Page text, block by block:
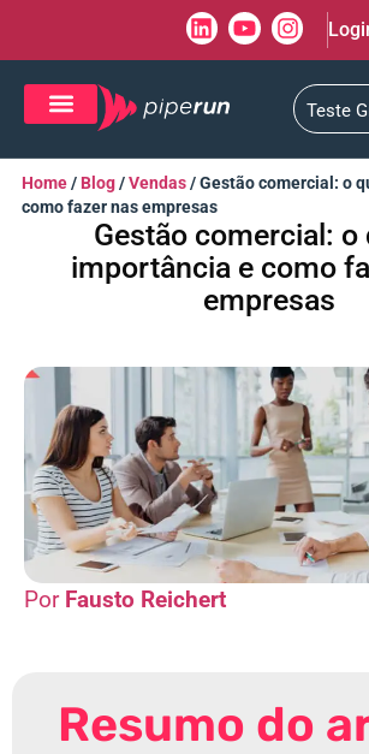
Teste
Home/ Blog/Vendas/Gestão comercial: o
como fazer nas empresas
Gestão comercial: o
importância e como
empresas
Fausto Reichert
Resumo do